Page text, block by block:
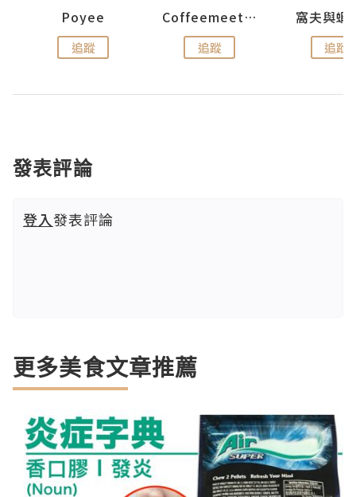
Poyee
追蹤
Coffeemeetjojo
追蹤
窩夫與蝦
追蹤
發表評論
登入發表評論
更多美食文章推薦